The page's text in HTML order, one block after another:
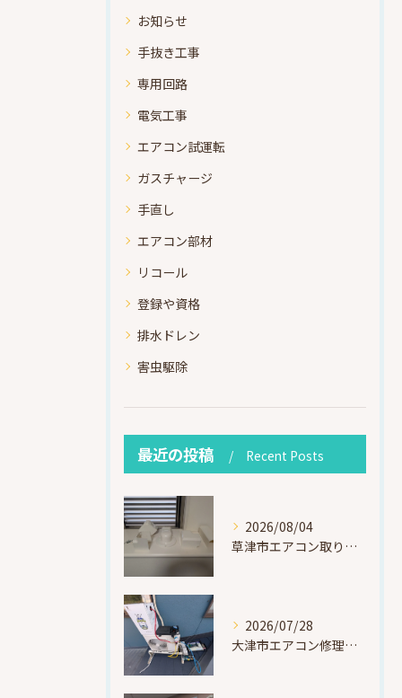
お知らせ
手抜き工事
専用回路
電気工事
エアコン試運転
ガスチャージ
手直し
エアコン部材
リコール
登録や資格
排水ドレン
害虫駆除
最近の投稿 Recent Posts
2026/08/04
草津市エアコン取り付け｜お客様取り外し済・化粧カバー再利用（ダイキン S225ATES・アウルコート草津）
2026/07/28
大津市エアコン修理｜冷媒漏れを特定！高所作業で東芝RAS-F221ARTを修理・ガスチャージ